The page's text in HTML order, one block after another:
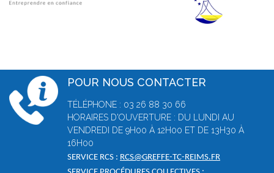
POUR NOUS CONTACTER
TÉLÉPHONE : 03 26 88 30 66
HORAIRES D'OUVERTURE : DU LUNDI AU
VENDREDI DE 9H00 À 12H00 ET DE 13H30 À
16H00
SERVICE RCS : RCS@GREFFE-TC-REIMS.FR